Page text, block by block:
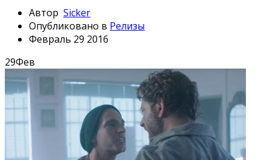
Автор Sicker
Опубликовано в Релизы
Февраль 29 2016
29Фев